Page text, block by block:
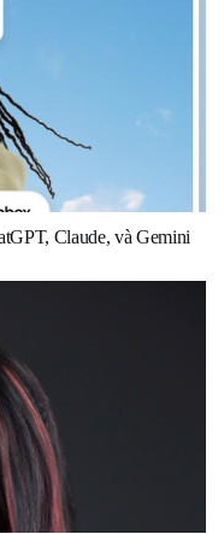
Claude, và Gemini